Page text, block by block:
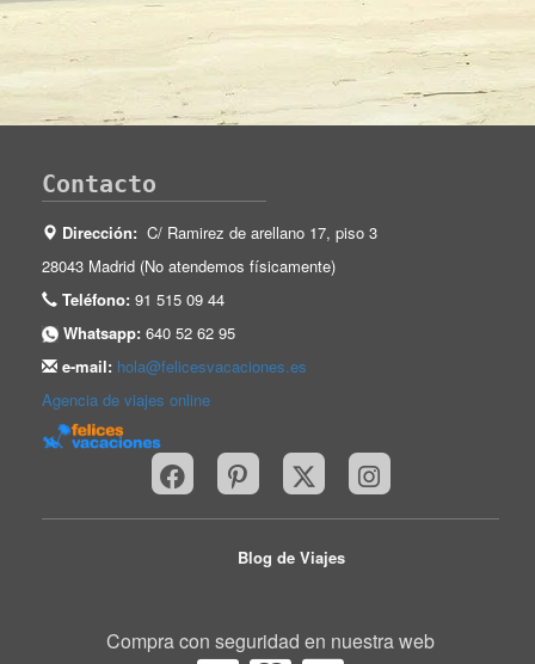
Contacto
Dirección: C/ Ramirez de arellano 17, piso 3
28043 Madrid (No atendemos físicamente)
Teléfono: 91 515 09 44
Whatsapp: 640 52 62 95
e-mail: hola@felicesvacaciones.es
Agencia de viajes online
Blog de Viajes
Compra con seguridad en nuestra web